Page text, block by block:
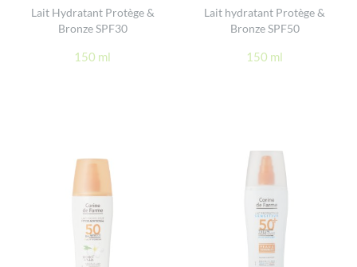
Lait Hydratant Protège &
Bronze SPF30
150 ml
Lait hydratant Protège &
Bronze SPF50
150 ml